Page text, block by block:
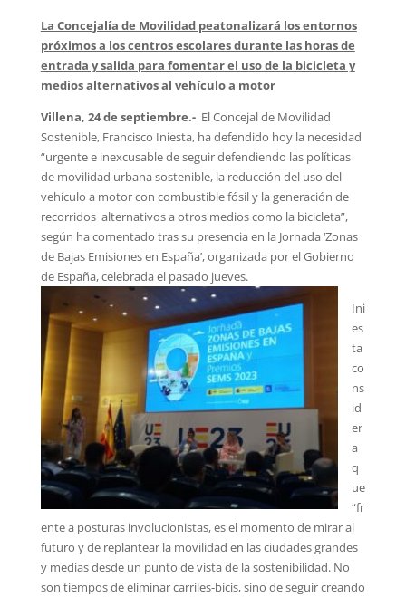
La Concejalía de Movilidad peatonalizará los entornos
próximos a los centros escolares durante las horas de
entrada y salida para fomentar el uso de la bicicleta y
medios alternativos al vehículo a motor
Villena, 24 de septiembre.- El Concejal de Movilidad
Sostenible, Francisco Iniesta, ha defendido hoy la necesidad
“urgente e inexcusable de seguir defendiendo las políticas
de movilidad urbana sostenible, la reducción del uso del
vehículo a motor con combustible fósil y la generación de
recorridos alternativos a otros medios como la bicicleta”,
según ha comentado tras su presencia en la Jornada ‘Zonas
de Bajas Emisiones en España’, organizada por el Gobierno
de España, celebrada el pasado jueves.
Ini
es
ta
co
ns
id
er
a
q
ue
“fr
ente a posturas involucionistas, es el momento de mirar al
futuro y de replantear la movilidad en las ciudades grandes
y medias desde un punto de vista de la sostenibilidad. No
son tiempos de eliminar carriles-bicis, sino de seguir creando